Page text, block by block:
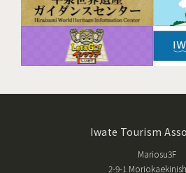
Iwate Tourism
Mariosu3F
2-9-1